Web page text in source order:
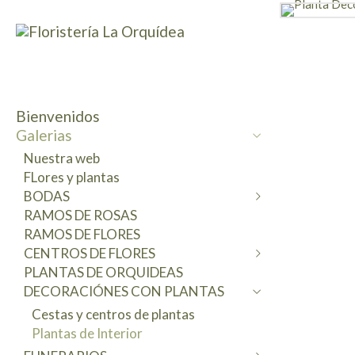
Bienvenidos
Galerias
Nuestra web
FLores y plantas
BODAS
Ramos de novia
Bodas civiles
Decoraciones Masias-Fincas
Bodas religiosas
Centros de mesa
Coronitas florales
Tocados-Coronas Complementos
preservados
RAMOS DE ROSAS
RAMOS DE FLORES
CENTROS DE FLORES
Centros Variados
Centros de Rosas
Cestas-Capazos Rústicos
Composiciones Originales
PLANTAS DE ORQUIDEAS
DECORACIÓNES CON PLANTAS
Cestas y centros de plantas
Plantas de Interior